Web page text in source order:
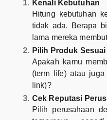
Kenali Kebutuhan
Hitung kebutuhan
tidak ada. Berapa
lama mereka
Pilih Produk
Apakah kamu
(term life) atau
link)?
Cek Reputasi
Pilih perusahaan